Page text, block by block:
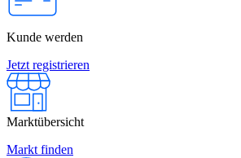
Kunde werden
Jetzt registrieren
Marktübersicht
Markt finden